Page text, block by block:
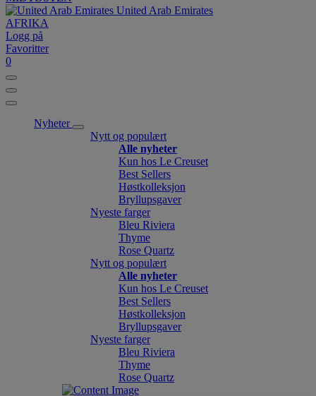
United Arab Emirates
AFRIKA
Logg på
Favoritter
0
Nyheter
Nytt og populært
Alle nyheter
Kun hos Le Creuset
Best Sellers
Høstkolleksjon
Bryllupsgaver
Nyeste farger
Bleu Riviera
Thyme
Rose Quartz
Nytt og populært
Alle nyheter
Kun hos Le Creuset
Best Sellers
Høstkolleksjon
Bryllupsgaver
Nyeste farger
Bleu Riviera
Thyme
Rose Quartz